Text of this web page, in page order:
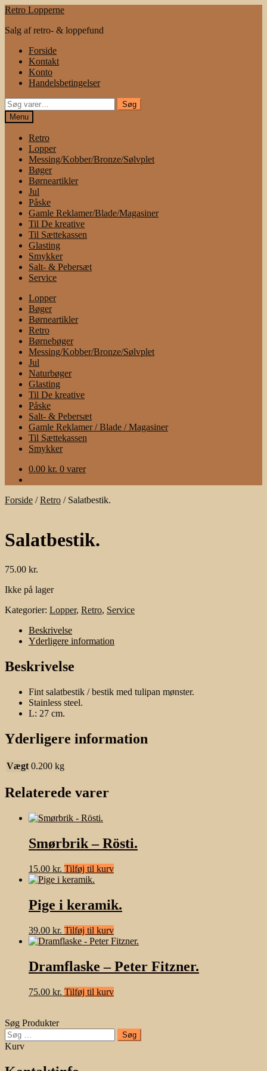
Spring
navigation
Spring
indhold
Retro Lopperne
Salg af retro- & loppefund
Forside
Kontakt
Konto
Handelsbetingelser
Søg
efter:
Søg
Menu
Retro
Lopper
Messing/Kobber/Bronze/Sølvplet
Bøger
Børneartikler
Jul
Påske
Gamle Reklamer/Blade/Magasiner
Til De kreative
Til Sættekassen
Glasting
Smykker
Salt- & Pebersæt
Service
Lopper
Bøger
Børneartikler
Retro
Børnebøger
Messing/Kobber/Bronze/Sølvplet
Jul
Naturbøger
Glasting
Til De kreative
Påske
Salt- & Pebersæt
Gamle Reklamer / Blade / Magasiner
Til Sættekassen
Smykker
0.00 kr. 0 varer
Forside /Retro / Salatbestik.
Salatbestik.
75.00 kr.
Ikke på lager
Kategorier: Lopper, Retro, Service
Beskrivelse
Yderligere information
Beskrivelse
Fint salatbestik / bestik med tulipan mønster.
Stainless steel.
L: 27 cm.
Yderligere information
Vægt 0.200 kg
Relaterede varer
Smørbrik – Rösti.
15.00 kr. Tilføj til kurv
Pige i keramik.
39.00 kr. Tilføj til kurv
Dramflaske – Peter Fitzner.
75.00 kr. Tilføj til kurv
Søg Produkter
Søg
efter:
Kurv